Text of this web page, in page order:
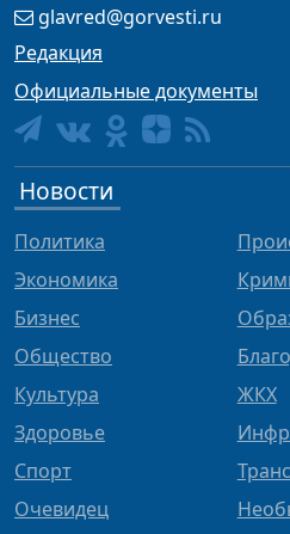
glavred@gorvesti.ru
Редакция
Официальные документы
Новости
Политика
Экономика
Бизнес
Общество
Культура
Здоровье
Спорт
Очевидец
ЖКХ